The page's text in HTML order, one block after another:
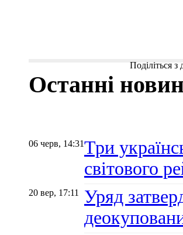
Поділіться
Останні
06 черв, 14:31Три
світового
20 вер, 17:11
Уряд